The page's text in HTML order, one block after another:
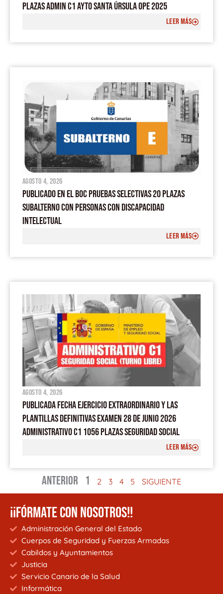
PLAZAS ADMIN C1 AYTO SANTA ÚRSULA OPE 2025
LEER MÁS
agosto 4, 2026
PUBLICADO EN EL BOC PRUEBAS SELECTIVAS 20 PLAZAS
SUBALTERNO CON PERSONAS CON DISCAPACIDAD
INTELECTUAL
LEER MÁS
agosto 4, 2026
PUBLICADA FECHA EJERCICIO EXTRAORDINARIO Y LAS
PLANTILLAS DEFINITIVAS EXAMEN 28 DE JUNIO 2026
ADMINISTRATIVO C1 1056 PLAZAS SEGURIDAD SOCIAL
LEER MÁS
ANTERIOR 1 2 3 4 5 SIGUIENTE
¡¡FÓRMATE CON NOSOTROS!!
Administración General del Estado
Cuerpos de Seguridad y Fuerzas Armadas
Cabildos y Ayuntamientos
Justicia
Servicio Canario de la Salud
Informática